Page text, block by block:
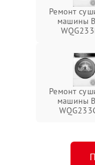
Ремонт
машины
Ремонт
машины